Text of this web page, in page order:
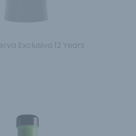
Exclusiva 12 Years